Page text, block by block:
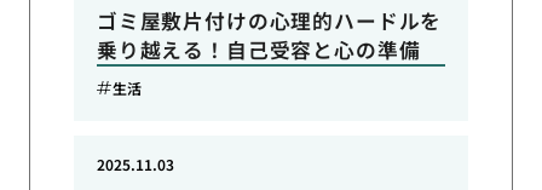
ゴミ屋敷片付けの心理的ハードルを
乗り越える！自己受容と心の準備
生活
2025.11.03